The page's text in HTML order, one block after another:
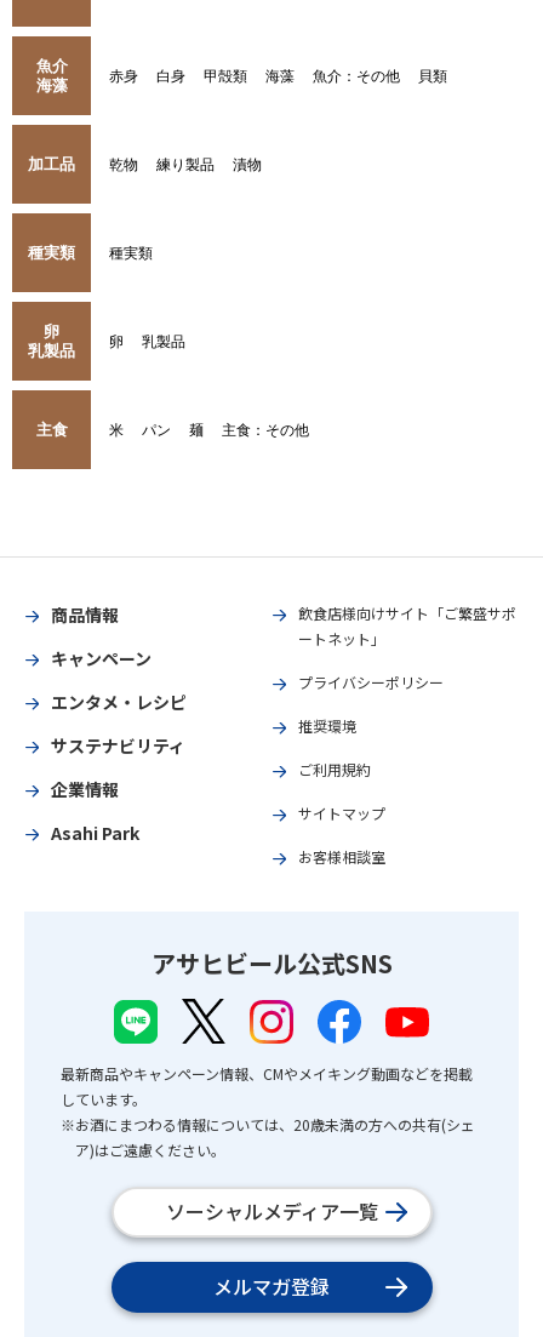
魚介
海藻
赤身 白身 甲殻類 海藻 魚介：その他 貝類
加工品 乾物 練り製品 漬物
種実類 種実類
卵
乳製品
卵 乳製品
主食 米 パン 麺 主食：その他
商品情報
キャンペーン
エンタメ・レシピ
サステナビリティ
企業情報
Asahi Park
飲食店様向けサイト「ご繁盛サポ
ートネット」
プライバシーポリシー
推奨環境
ご利用規約
サイトマップ
お客様相談室
アサヒビール公式SNS
最新商品やキャンペーン情報、CMやメイキング動画などを掲載
しています。
※お酒にまつわる情報については、20歳未満の方への共有(シェ
ア)はご遠慮ください。
ソーシャルメディア一覧
メルマガ登録